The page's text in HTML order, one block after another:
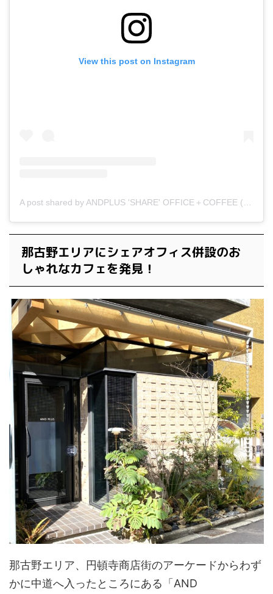
View this post on Instagram
那古野エリアにシェアオフィス併設のお
しゃれなカフェを発見！
那古野エリア、円頓寺商店街のアーケードからわず
かに中道へ入ったところにある「AND